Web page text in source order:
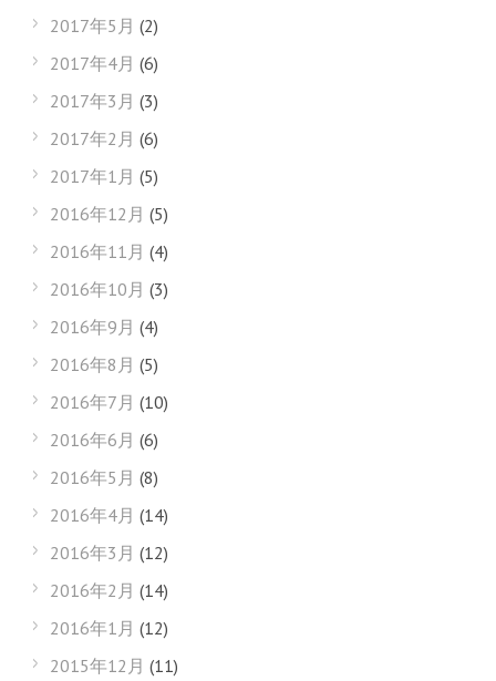
2017年5月 (2)
2017年4月 (6)
2017年3月 (3)
2017年2月 (6)
2017年1月 (5)
2016年12月 (5)
2016年11月 (4)
2016年10月 (3)
2016年9月 (4)
2016年8月 (5)
2016年7月 (10)
2016年6月 (6)
2016年5月 (8)
2016年4月 (14)
2016年3月 (12)
2016年2月 (14)
2016年1月 (12)
2015年12月 (11)